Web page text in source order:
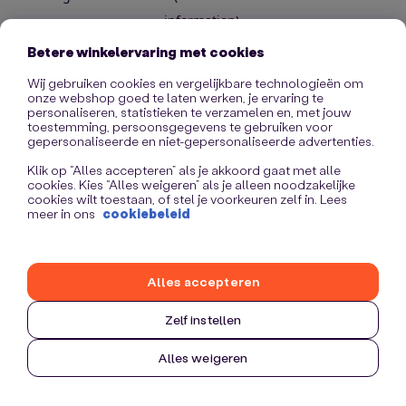
information).
Betere winkelervaring met cookies
Wij gebruiken cookies en vergelijkbare technologieën om
onze webshop goed te laten werken, je ervaring te
personaliseren, statistieken te verzamelen en, met jouw
toestemming, persoonsgegevens te gebruiken voor
gepersonaliseerde en niet-gepersonaliseerde advertenties.
Klik op “Alles accepteren” als je akkoord gaat met alle
cookies. Kies “Alles weigeren” als je alleen noodzakelijke
cookies wilt toestaan, of stel je voorkeuren zelf in. Lees
meer in ons cookiebeleid
Zelf instellen
Alles weigeren
Alles accepteren